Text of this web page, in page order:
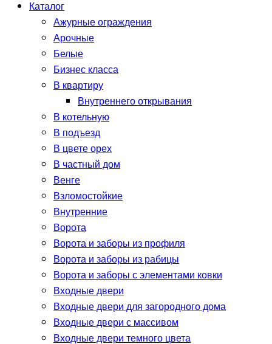
Каталог
Ажурные ограждения
Арочные
Белые
Бизнес класса
В квартиру
Внутреннего открывания
В котельную
В подъезд
В цвете орех
В частный дом
Венге
Взломостойкие
Внутренние
Ворота
Ворота и заборы из профиля
Ворота и заборы из рабицы
Ворота и заборы с элементами ковки
Входные двери
Входные двери для загородного дома
Входные двери с массивом
Входные двери темного цвета